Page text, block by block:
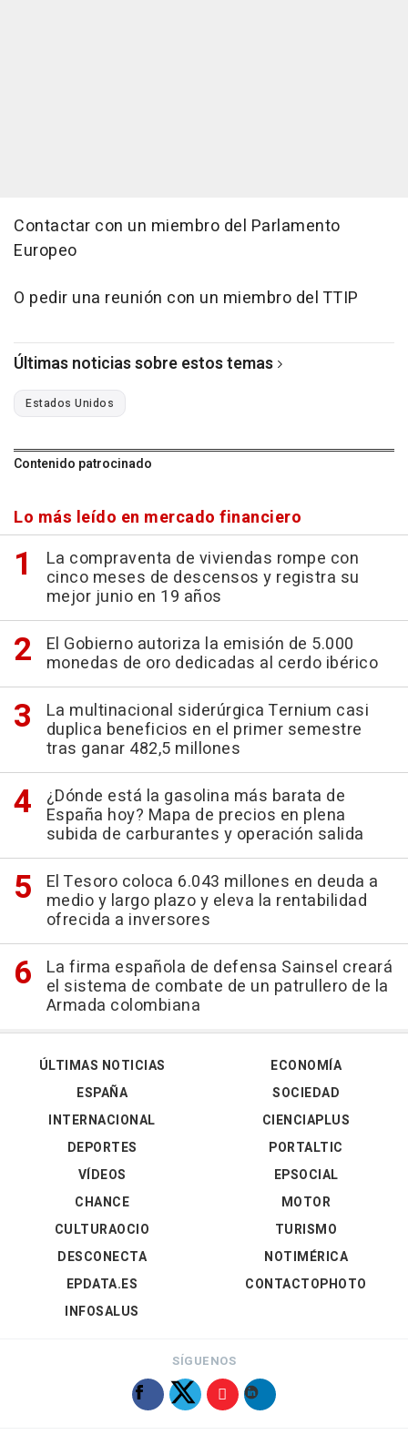
Contactar con un miembro del Parlamento
Europeo
O pedir una reunión con un miembro del TTIP
Últimas noticias sobre estos temas
Estados Unidos
Contenido patrocinado
Lo más leído en mercado financiero
La compraventa de viviendas rompe con
cinco meses de descensos y registra su
mejor junio en 19 años
El Gobierno autoriza la emisión de 5.000
monedas de oro dedicadas al cerdo ibérico
La multinacional siderúrgica Ternium casi
duplica beneficios en el primer semestre
tras ganar 482,5 millones
¿Dónde está la gasolina más barata de
España hoy? Mapa de precios en plena
subida de carburantes y operación salida
El Tesoro coloca 6.043 millones en deuda a
medio y largo plazo y eleva la rentabilidad
ofrecida a inversores
La firma española de defensa Sainsel creará
el sistema de combate de un patrullero de la
Armada colombiana
ÚLTIMAS NOTICIAS
ESPAÑA
INTERNACIONAL
DEPORTES
VÍDEOS
ECONOMÍA
SOCIEDAD
CIENCIAPLUS
PORTALTIC
EPSOCIAL
CHANCE
CULTURAOCIO
DESCONECTA
EPDATA.ES
INFOSALUS
MOTOR
TURISMO
NOTIMÉRICA
CONTACTOPHOTO
SÍGUENOS